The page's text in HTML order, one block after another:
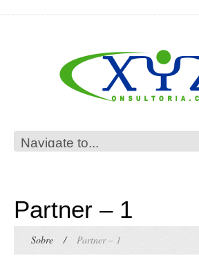
Partner – 1
Sobre / Partner – 1